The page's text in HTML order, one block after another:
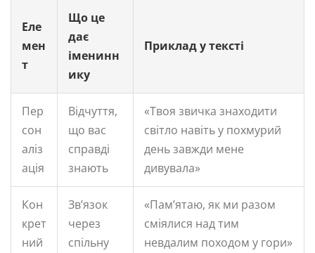
Еле
мен
т
Що це
дає
іменинн
ику
Приклад у тексті
Пер
сон
аліз
ація
Відчуття,
що вас
справді
знають
«Твоя звичка знаходити
світло навіть у похмурий
день завжди мене
дивувала»
Кон
крет
ний
Зв’язок
через
спільну
«Пам’ятаю, як ми разом
сміялися над тим
невдалим походом у гори»